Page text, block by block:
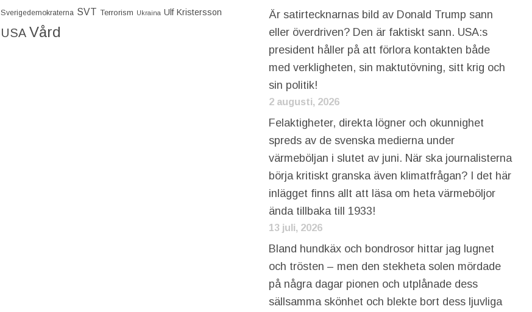
Sverigedemokraterna SVT Terrorism Ukraina Ulf Kristersson
USA Vård
Är satirtecknarnas bild av Donald Trump sann
eller överdriven? Den är faktiskt sann. USA:s
president håller på att förlora kontakten både
med verkligheten, sin maktutövning, sitt krig och
sin politik!
2 augusti, 2026
Felaktigheter, direkta lögner och okunnighet
spreds av de svenska medierna under
värmeböljan i slutet av juni. När ska journalisterna
börja kritiskt granska även klimatfrågan? I det här
inlägget finns allt att läsa om heta värmeböljor
ända tillbaka till 1933!
13 juli, 2026
Bland hundkäx och bondrosor hittar jag lugnet
och trösten – men den stekheta solen mördade
på några dagar pionen och utplånade dess
sällsamma skönhet och blekte bort dess ljuvliga